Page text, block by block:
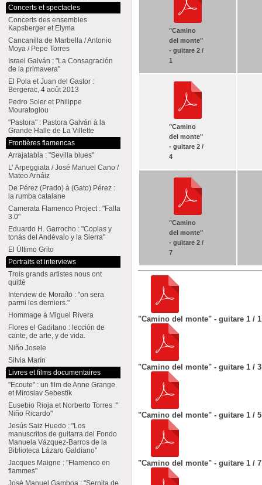
"Camino
del monte"
- guitare 2 /
1
"Camino
del monte"
- guitare 2 /
4
"Camino
del monte"
- guitare 2 /
7
"Camino del monte" - guitare 1 / 1
"Camino del monte" - guitare 1 / 3
"Camino del monte" - guitare 1 / 5
"Camino del monte" - guitare 1 / 7
Concerts et spectacles
Concerts des ensembles
Kapsberger et Elyma
Cancanilla de Marbella / Antonio
Moya / Pepe Torres
Israel Galván : "La Consagración
de la primavera"
El Pola et Juan del Gastor :
Bergerac, 4 août 2013
Pedro Soler et Philippe
Mouratoglou
"Pastora" : Pastora Galván à la
Grande Halle de La Villette
Frontières flamencas
Arrajatabla : "Sevilla blues"
L’ Arpeggiata / José Manuel Cano /
Mateo Arnáiz
De Pérez (Prado) à (Gato) Pérez :
la rumba catalane
Camerata Flamenco Project : "Falla
3.0"
Eduardo H. Garrocho : "Coplas y
tonás del Andévalo y la Sierra"
El Último Grito
Portraits et interviews
Trois grands artistes nous ont
quitté
Interview de Moraíto : "on sera
parmi les derniers."
Hommage à Miguel Rivera
Flores el Gaditano : lección de
cante, de arte, y de vida.
Niño Josele
Silvia Marín
Livres et films documentaires
"Ecoute" : un film de Anne Grange
et Miroslav Sebestik
Eusebio Rioja et Norberto Torres :"
Niño Ricardo"
Jesús Saiz Huedo : "Los
manuscritos de guitarra del Fondo
Manuela Vázquez-Barros de la
Biblioteca Lázaro Galdiano"
Jacques Maigne : "Flamenco en
flammes"
José Manuel Gamboa : "Sernita de